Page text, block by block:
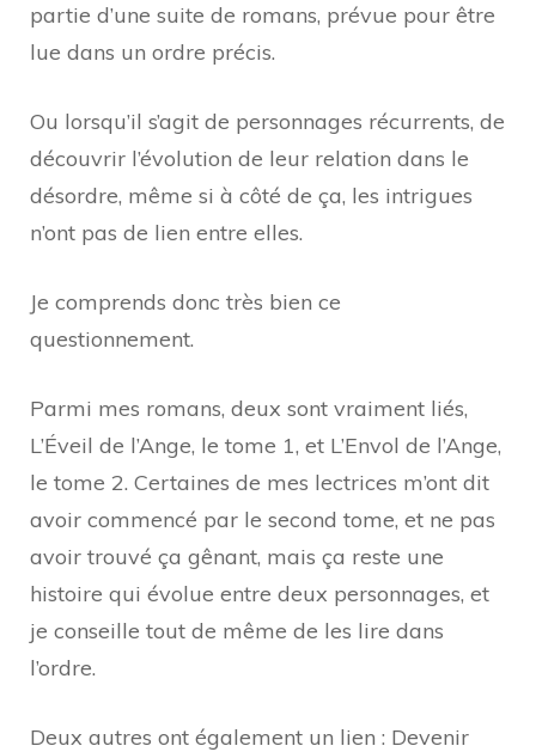
partie d’une suite de romans, prévue pour être
lue dans un ordre précis.
Ou lorsqu’il s’agit de personnages récurrents, de
découvrir l’évolution de leur relation dans le
désordre, même si à côté de ça, les intrigues
n’ont pas de lien entre elles.
Je comprends donc très bien ce
questionnement.
Parmi mes romans, deux sont vraiment liés,
L’Éveil de l’Ange, le tome 1, et L’Envol de l’Ange,
le tome 2. Certaines de mes lectrices m’ont dit
avoir commencé par le second tome, et ne pas
avoir trouvé ça gênant, mais ça reste une
histoire qui évolue entre deux personnages, et
je conseille tout de même de les lire dans
l’ordre.
Deux autres ont également un lien : Devenir